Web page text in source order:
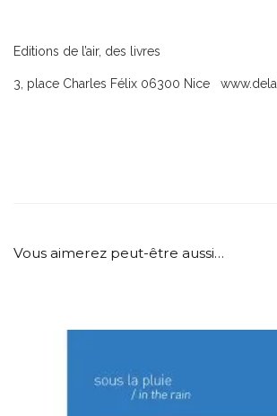
Editions de l’air, des livres
3, place Charles Félix 06300 Nice
Vous aimerez peut-être aussi…